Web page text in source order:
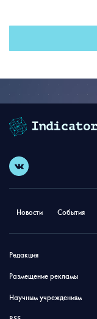
Новости События
Редакция
Размещение рекламы
Научным учреждениям